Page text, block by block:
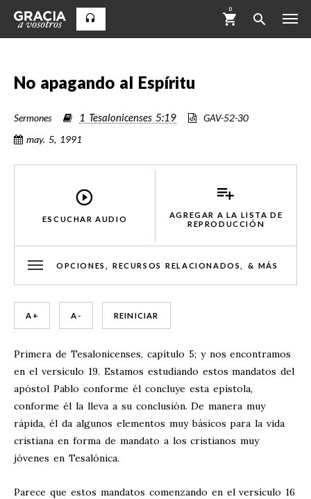
0
No apagando al Espíritu
Sermones 1 Tesalonicenses 5:19
GAV-52-30
may. 5, 1991
ESCUCHAR AUDIO
AGREGAR A LA LISTA DE
REPRODUCCIÓN
OPCIONES, RECURSOS RELACIONADOS, & MÁS
A + A - REINICIAR
Primera de Tesalonicenses, capítulo 5; y nos encontramos
en el versículo 19. Estamos estudiando estos mandatos del
apóstol Pablo conforme él concluye esta epístola,
conforme él la lleva a su conclusión. De manera muy
rápida, él da algunos elementos muy básicos para la vida
cristiana en forma de mandato a los cristianos muy
jóvenes en Tesalónica.
Parece que estos mandatos comenzando en el versículo 16